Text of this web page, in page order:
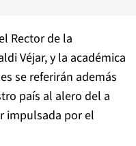
Rector de la
Véjar, y la académica
se referirán además
país al alero del a
impulsada por el